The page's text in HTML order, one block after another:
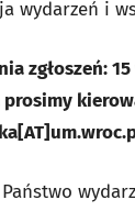
wydarzeń i
zgłoszeń:
prosimy